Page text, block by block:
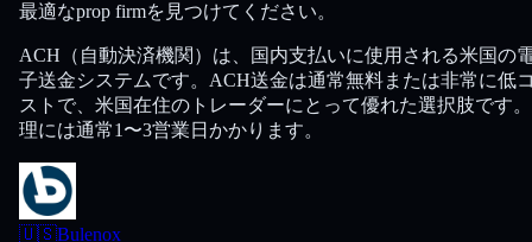
最適なprop firmを見つけてください。
ACH（自動決済機関）は、国内支払いに使用される米国の
子送金システムです。ACH送金は通常無料または非常に低
ストで、米国在住のトレーダーにとって優れた選択肢です
理には通常1〜3営業日かかります。
🇺🇸Bulenox